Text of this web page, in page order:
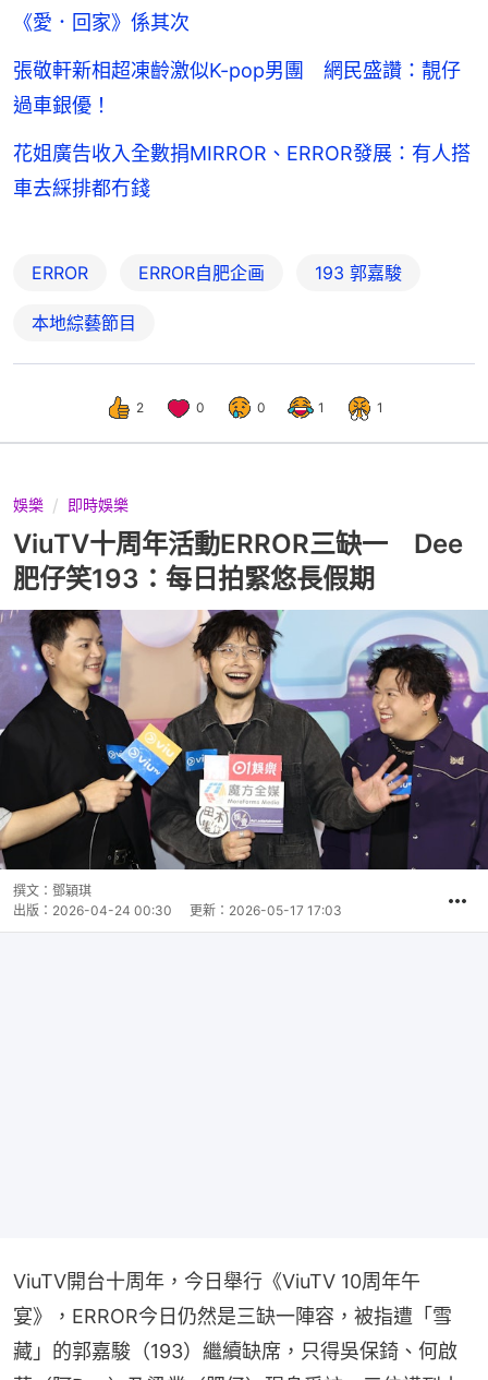
《愛．回家》係其次
張敬軒新相超凍齡激似K-pop男團 網民盛讚：靚仔
過車銀優！
花姐廣告收入全數捐MIRROR、ERROR發展：有人搭
車去綵排都冇錢
ERROR ERROR自肥企画 193 郭嘉駿
本地綜藝節目
2 0 0 1 1
娛樂 即時娛樂
ViuTV十周年活動ERROR三缺一 Dee
肥仔笑193：每日拍緊悠長假期
撰文： 鄧穎琪
出版： 2026-04-24 00:30 更新： 2026-05-17 17:03
ViuTV開台十周年，今日舉行《ViuTV 10周年午
宴》，ERROR今日仍然是三缺一陣容，被指遭「雪
藏」的郭嘉駿（193）繼續缺席，只得吳保錡、何啟